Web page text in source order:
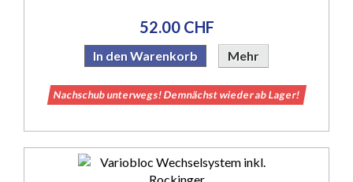
52.00 CHF
In den Warenkorb Mehr
Nachschub unterwegs! Demnächst wieder ab Lager!